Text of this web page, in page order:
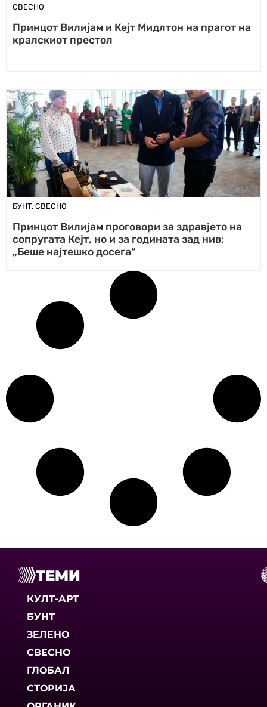
СВЕСНО
Принцот Вилијам и Кејт Мидлтон на прагот на
кралскиот престол
БУНТ, СВЕСНО
Принцот Вилијам проговори за здравјето на
сопругата Кејт, но и за годината зад нив:
„Беше најтешко досега“
ТЕМИ
КУЛТ-АРТ
БУНТ
ЗЕЛЕНО
СВЕСНО
ГЛОБАЛ
СТОРИЈА